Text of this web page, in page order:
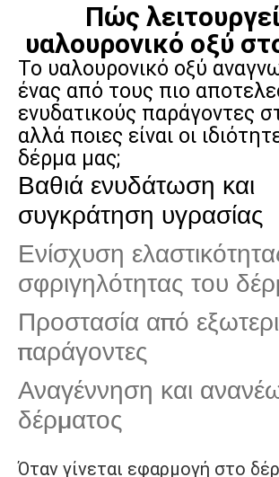
Πώς
υαλουρονικό οξύ
Το υαλουρονικό οξύ
ένας από τους πιο
ενυδατικούς παράγοντες
αλλά ποιες είναι οι
δέρμα μας;
Βαθιά ενυδάτωση και
συγκράτηση υγρασίας
Ενίσχυση
σφριγηλότητας του
Προστασία από
παράγοντες
Αναγέννηση και
δέρματος
Όταν γίνεται εφαρμογή στο